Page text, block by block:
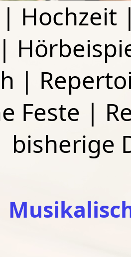
| Hochzeit
|
|
Feste |
bisherige